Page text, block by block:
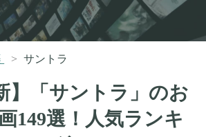
サントラ
】「サントラ」のお
149選！人気ランキ